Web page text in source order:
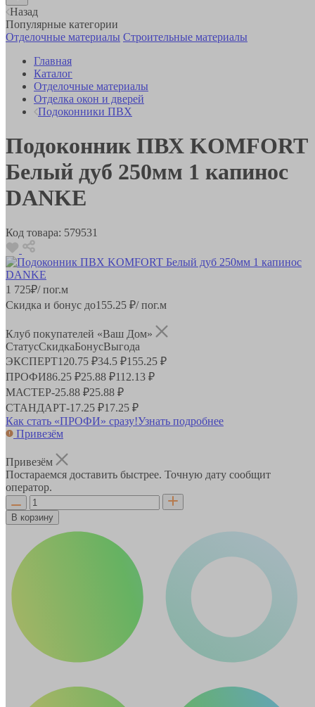
Назад
Популярные категории
Отделочные материалы Строительные материалы
Главная
Каталог
Отделочные материалы
Отделка окон и дверей
Подоконники ПВХ
Подоконник ПВХ KOMFORT
Белый дуб 250мм 1 капинос
DANKE
Код товара: 579531
1 725₽/ пог.м
Скидка и бонус до155.25 ₽/ пог.м
Клуб покупателей «Ваш Дом»
СтатусСкидкаБонусВыгода
ЭКСПЕРТ120.75 ₽34.5 ₽155.25 ₽
ПРОФИ86.25 ₽25.88 ₽112.13 ₽
МАСТЕР-25.88 ₽25.88 ₽
СТАНДАРТ-17.25 ₽17.25 ₽
Как стать «ПРОФИ» сразу!Узнать подробнее
Привезём
Привезём
Постараемся доставить быстрее. Точную дату сообщит
оператор.
В корзину